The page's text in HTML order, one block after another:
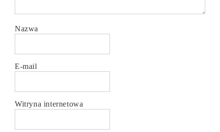
Nazwa
E-mail
Witryna internetowa